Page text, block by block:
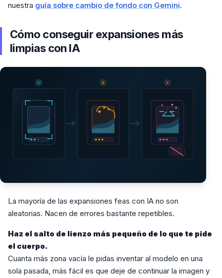
nuestra guía sobre cambio de fondo con Gemini.
Cómo conseguir expansiones más
limpias con IA
La mayoría de las expansiones feas con IA no son
aleatorias. Nacen de errores bastante repetibles.
Haz el salto de lienzo más pequeño de lo que te pide
el cuerpo.
Cuanta más zona vacía le pidas inventar al modelo en una
sola pasada, más fácil es que deje de continuar la imagen y